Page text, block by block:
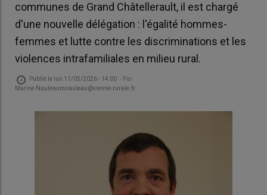
communes de Grand Châtellerault, il est chargé
d'une nouvelle délégation : l'égalité hommes-
femmes et lutte contre les discriminations et les
violences intrafamiliales en milieu rural.
Publié le lun 11/05/2026 - 14:00 - Par
Marine Nauleaumnauleau@vienne-rurale.fr